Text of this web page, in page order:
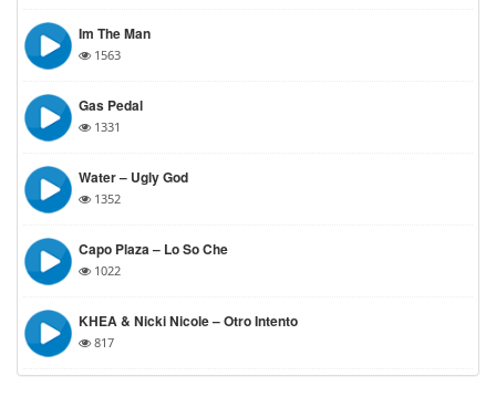
Im The Man
1563
Gas Pedal
1331
Water – Ugly God
1352
Capo Plaza – Lo So Che
1022
KHEA & Nicki Nicole – Otro Intento
817